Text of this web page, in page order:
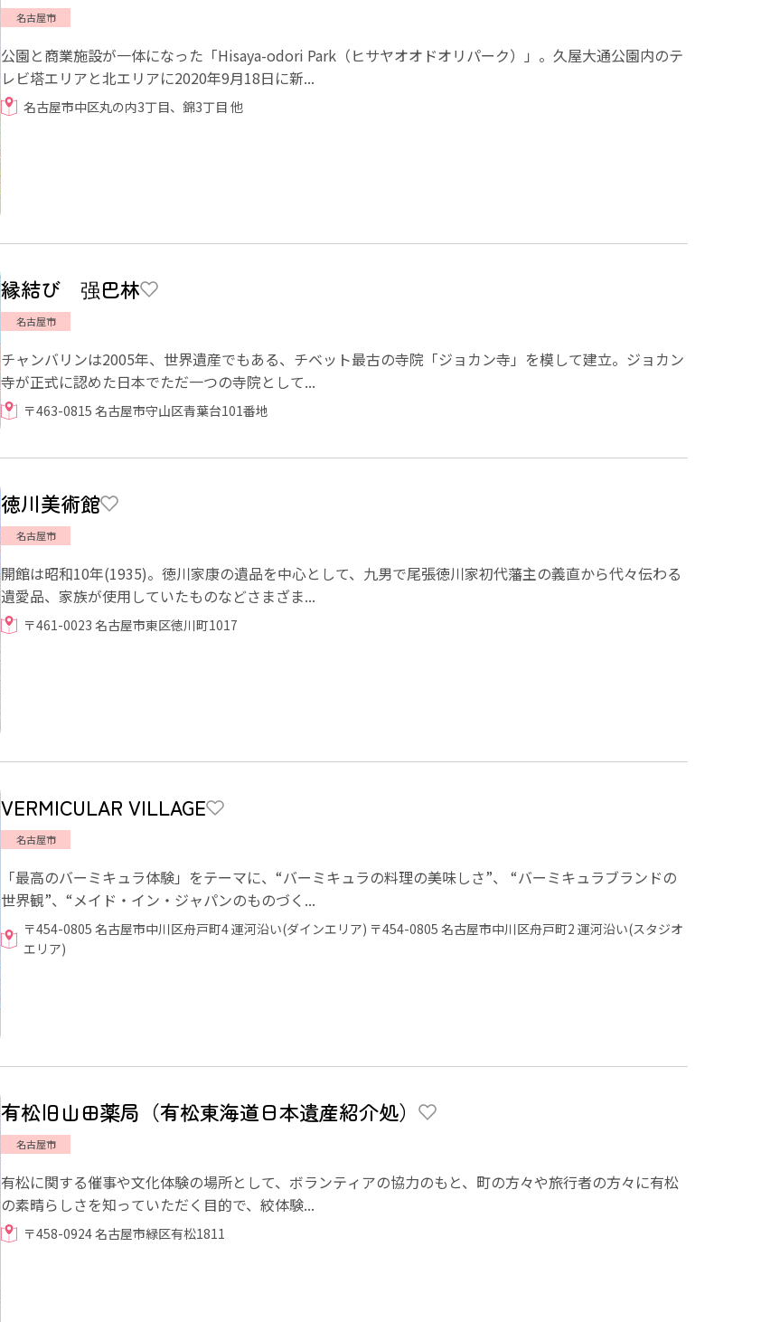
名古屋市
公園と商業施設が一体になった「Hisaya-odori Park（ヒサヤオオドオリパーク）」。久屋大通公園内のテ
レビ塔エリアと北エリアに2020年9月18日に新...
名古屋市中区丸の内3丁目、錦3丁目 他
縁結び 强巴林
名古屋市
チャンバリンは2005年、世界遺産でもある、チベット最古の寺院「ジョカン寺」を模して建立。ジョカン
寺が正式に認めた日本でただ一つの寺院として...
〒463-0815 名古屋市守山区青葉台101番地
徳川美術館
名古屋市
開館は昭和10年(1935)。徳川家康の遺品を中心として、九男で尾張徳川家初代藩主の義直から代々伝わる
遺愛品、家族が使用していたものなどさまざま...
〒461-0023 名古屋市東区徳川町1017
VERMICULAR VILLAGE
名古屋市
「最高のバーミキュラ体験」をテーマに、“バーミキュラの料理の美味しさ”、 “バーミキュラブランドの
世界観”、“メイド・イン・ジャパンのものづく...
〒454-0805 名古屋市中川区舟戸町4 運河沿い(ダインエリア) 〒454-0805 名古屋市中川区舟戸町2 運河沿い(スタジオ
エリア)
有松旧山田薬局（有松東海道日本遺産紹介処）
名古屋市
有松に関する催事や文化体験の場所として、ボランティアの協力のもと、町の方々や旅行者の方々に有松
の素晴らしさを知っていただく目的で、絞体験...
〒458-0924 名古屋市緑区有松1811